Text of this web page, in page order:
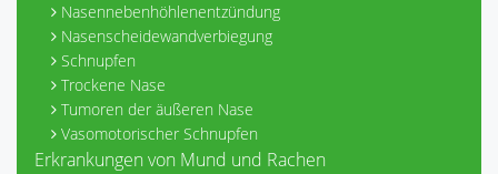
Nasennebenhöhlenentzündung
Nasenscheidewandverbiegung
Schnupfen
Trockene Nase
Tumoren der äußeren Nase
Vasomotorischer Schnupfen
Erkrankungen von Mund und Rachen